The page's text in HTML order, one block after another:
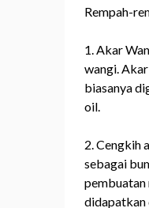
Rempah-
1. Akar
wangi.
biasanya
oil.
2. Cengkih
sebagai
pembuatan
didapatkan